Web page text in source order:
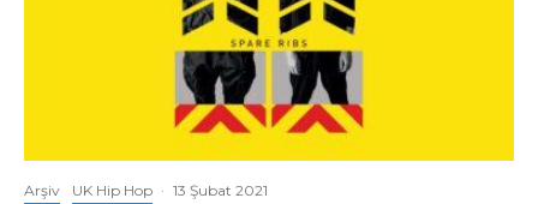
Arşiv UK Hip Hop · 13 Şubat 2021